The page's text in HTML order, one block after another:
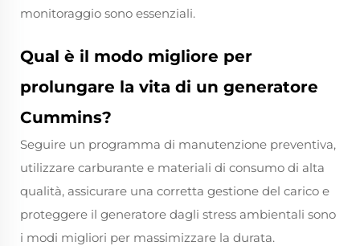
monitoraggio sono essenziali.
Qual è il modo migliore per
prolungare la vita di un generatore
Cummins?
Seguire un programma di manutenzione preventiva,
utilizzare carburante e materiali di consumo di alta
qualità, assicurare una corretta gestione del carico e
proteggere il generatore dagli stress ambientali sono
i modi migliori per massimizzare la durata.